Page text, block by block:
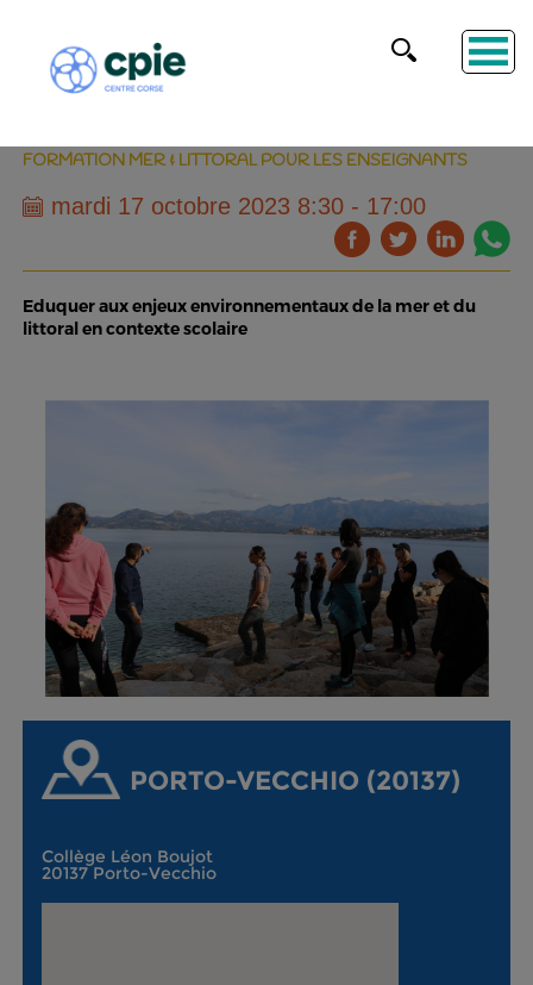
FORMATION MER & LITTORAL POUR LES ENSEIGNANTS
mardi 17 octobre 2023 8:30 - 17:00
Eduquer aux enjeux environnementaux de la mer et du
littoral en contexte scolaire
PORTO-VECCHIO (20137)
Collège Léon Boujot
20137 Porto-Vecchio